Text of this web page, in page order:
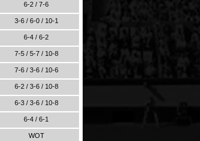
6-2 / 7-6
3-6 / 6-0 / 10-1
6-4 / 6-2
7-5 / 5-7 / 10-8
7-6 / 3-6 / 10-6
6-2 / 3-6 / 10-8
6-3 / 3-6 / 10-8
6-4 / 6-1
WOT